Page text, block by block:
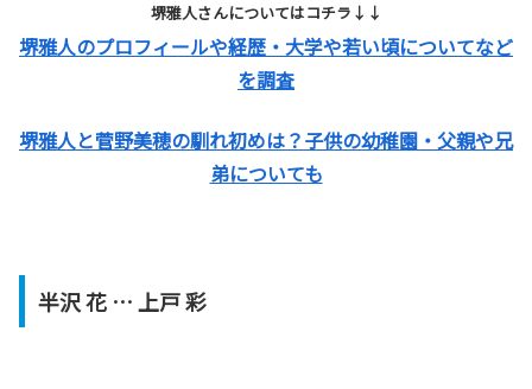
堺雅人さんについてはコチラ↓↓
堺雅人のプロフィールや経歴・大学や若い頃についてなど
を調査
堺雅人と菅野美穂の馴れ初めは？子供の幼稚園・父親や兄
弟についても
半沢 花 … 上戸 彩